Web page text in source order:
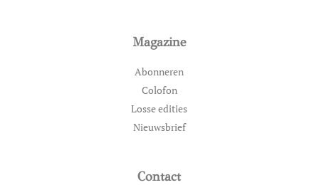
Magazine
Abonneren
Colofon
Losse edities
Nieuwsbrief
Contact